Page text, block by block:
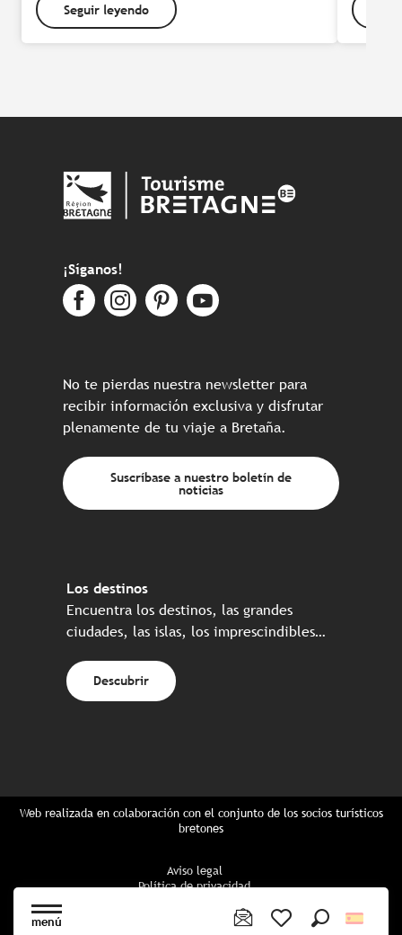
menú
Seguir leyendo
¡Síganos!
No te pierdas nuestra newsletter para
recibir información exclusiva y disfrutar
plenamente de tu viaje a Bretaña.
Suscríbase a nuestro boletín de
noticias
Los destinos
Encuentra los destinos, las grandes
ciudades, las islas, los imprescindibles…
Descubrir
Web realizada en colaboración con el conjunto de los socios turísticos
bretones
Aviso legal
Política de privacidad
Configuración de cookies